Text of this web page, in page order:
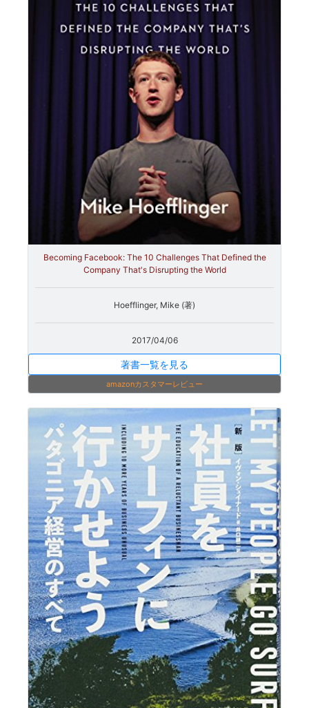
Becoming Facebook: The 10 Challenges That Defined the
Company That's Disrupting the World
Hoefflinger, Mike (著)
2017/04/06
著書一覧を見る
amazonカスタマーレビュー